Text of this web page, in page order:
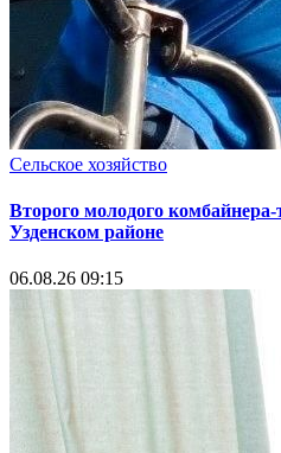
Сельское хозяйство
Второго молодого
Узденском районе
06.08.26 09:15